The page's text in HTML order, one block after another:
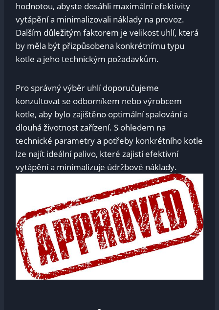
hodnotou, abyste dosáhli maximální efektivity
vytápění a minimalizovali náklady ‌na provoz.
Dalším ​důležitým faktorem je velikost uhlí, která
by měla být přizpůsobena konkrétnímu typu
kotle ⁢a jeho ⁣technickým ​požadavkům.
Pro⁢ správný výběr uhlí doporučujeme
konzultovat se odborníkem nebo ⁤výrobcem
kotle, aby bylo zajištěno optimální spalování a ​
dlouhá⁢ životnost zařízení. S ohledem na
technické parametry a potřeby⁣ konkrétního kotle⁣
lze ​najít ideální palivo, které zajistí ⁢efektivní
vytápění a minimalizuje údržbové náklady.